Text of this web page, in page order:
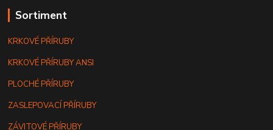
Sortiment
KRKOVÉ PŘÍRUBY
KRKOVÉ PŘÍRUBY ANSI
PLOCHÉ PŘÍRUBY
ZASLEPOVACÍ PŘÍRUBY
ZÁVITOVÉ PŘÍRUBY